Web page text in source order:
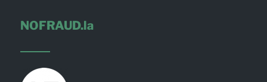
NOFRAUD.la